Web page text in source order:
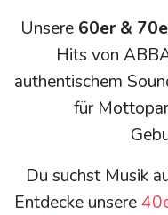
Unsere 60er &
Hits von
authentischem
für
Du suchst Musik
Entdecke unsere